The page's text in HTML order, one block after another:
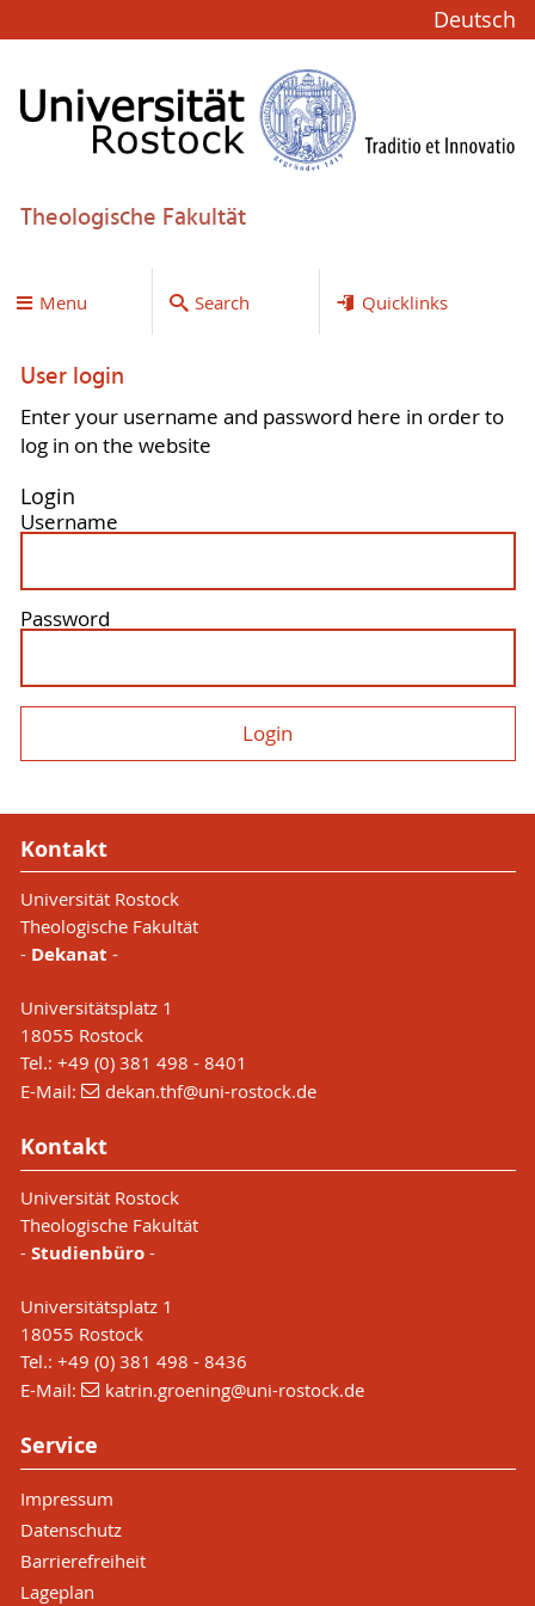
Deutsch
Theologische Fakultät
Menu Search Quicklinks
User login
Enter your username and password here in order to
log in on the website
Login
Username
Password
Kontakt
Universität Rostock
Theologische Fakultät
- Dekanat -
Universitätsplatz 1
18055 Rostock
Tel.: +49 (0) 381 498 - 8401
E-Mail:
dekan.thf@uni-rostock.de
Kontakt
Universität Rostock
Theologische Fakultät
- Studienbüro -
Universitätsplatz 1
18055 Rostock
Tel.: +49 (0) 381 498 - 8436
E-Mail:
katrin.groening@uni-rostock.de
Service
Impressum
Datenschutz
Barrierefreiheit
Lageplan